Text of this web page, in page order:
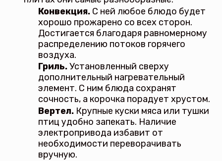
Конвекция.С ней любое блюдо будет
хорошо прожарено со всех сторон.
Достигается благодаря равномерному
распределению потоков горячего
воздуха.
Гриль.Установленный сверху
дополнительный нагревательный
элемент. С ним блюда сохранят
сочность, а корочка порадует хрустом.
Вертел.Крупные куски мяса или тушки
птиц удобно запекать. Наличие
электропривода избавит от
необходимости переворачивать
вручную.